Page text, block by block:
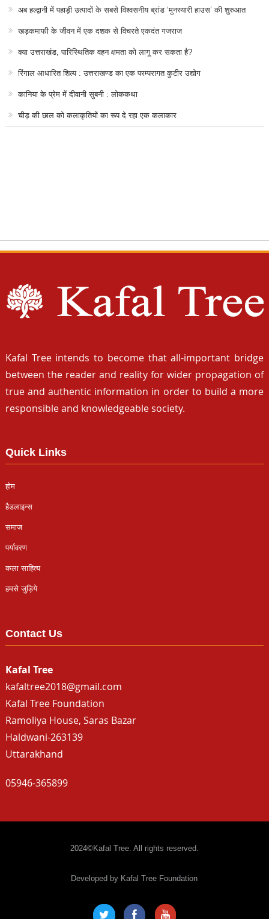
अब हल्द्वानी में पहाड़ी उत्पादों के सबसे विश्वसनीय ब्रांड ‘मुनस्यारी हाउस’ की शुरुआत
खड़कमाफी के जीवन में एक दशक से विचरते एकदंत गजराज
क्या उत्तराखंड, पारिस्थितिक वहन क्षमता को लागू कर सकता है?
रिंगाल आधारित शिल्प : उत्तराखण्ड का एक परम्परागत कुटीर उद्योग
कानिया के प्रेम में दीवानी सुबनी : लोककथा
चीड़ की छाल को कलाकृतियों का रूप दे रहा एक कलाकार
Kafal Tree intends to become that all-important bridge
between the reader and reality for wider propagation of
true and authentic information in order to build a more
responsible and knowledgeable society.
Quick Links
होम
हैडलाइन्स
समाज
पर्यावरण
कला साहित्य
हमसे जुड़िये
Contact Us
Kafal Tree
kafaltree2018@gmail.com
Kafal Tree Foundation
Ramoliya House, Saras Bazar
Haldwani-263139
Uttarakhand
05946-365899
2024©Kafal Tree. All rights reserved.
Developed by Kafal Tree Foundation